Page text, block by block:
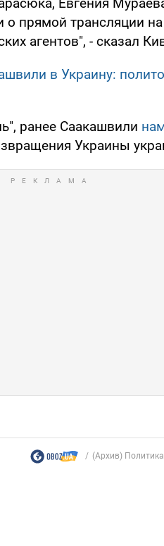
Евгения
прямой трансляции на
агентов", - сказал
в Украину:
ранее Саакашвили
Украины
(Архив) Политика